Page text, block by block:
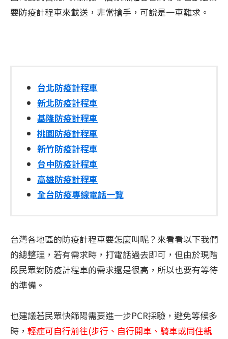
要防疫計程車來載送，非常搶手，可說是一車難求。
台北防疫計程車
新北防疫計程車
基隆防疫計程車
桃園防疫計程車
新竹防疫計程車
台中防疫計程車
高雄防疫計程車
全台防疫專線電話一覽
台灣各地區的防疫計程車要怎麼叫呢？來看看以下我們
的總整理，若有需求時，打電話過去即可，但由於現階
段民眾對防疫計程車的需求還是很高，所以也要有等待
的準備。
也建議若民眾快篩陽需要進一步PCR採驗，避免等候多
時， 輕症可自行前往(步行、自行開車、騎車或同住親